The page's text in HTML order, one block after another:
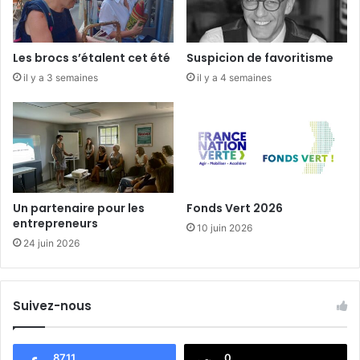
n
i
u
e
e
n
r
e
-
v
l
l
Les brocs s’étalent cet été
il y a 3 semaines
Suspicion de favoritisme
il y a 4 semaines
Un partenaire pour les
entrepreneurs
24 juin 2026
Fonds Vert 2026
10 juin 2026
Suivez-nous